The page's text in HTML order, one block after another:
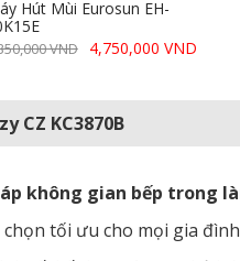
Hút Mùi Eurosun EH-
VND 4,750,000 VND
CZ KC3870B
không gian bếp trong
chọn tối ưu cho mọi gia